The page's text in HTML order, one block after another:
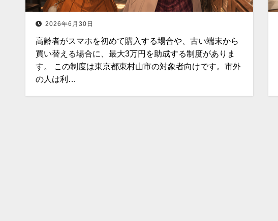
2026年6月30日
高齢者がスマホを初めて購入する場合や、古い端末から
買い替える場合に、最大3万円を助成する制度がありま
す。 この制度は東京都東村山市の対象者向けです。市外
の人は利…